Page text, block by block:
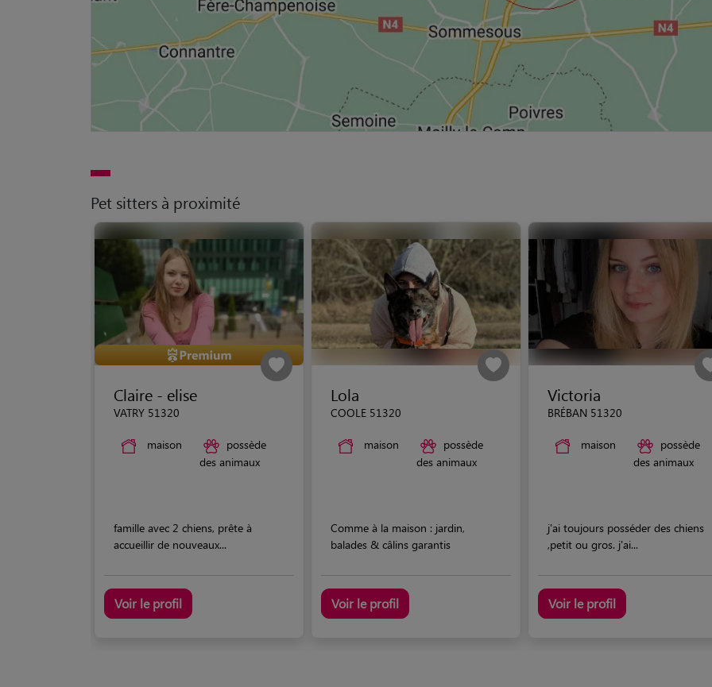
Pet sitters à proximité
Claire - elise
VATRY 51320
maison
possède
des animaux
famille avec 2 chiens, prête à
accueillir de nouveaux...
Voir le profil
Lola
COOLE 51320
maison
possède
des animaux
Comme à la maison : jardin,
balades & câlins garantis
Voir le profil
Victoria
BRÉBAN 51320
maison
possède
des animaux
j'ai toujours posséder des chiens
,petit ou gros. j'ai...
Voir le profil